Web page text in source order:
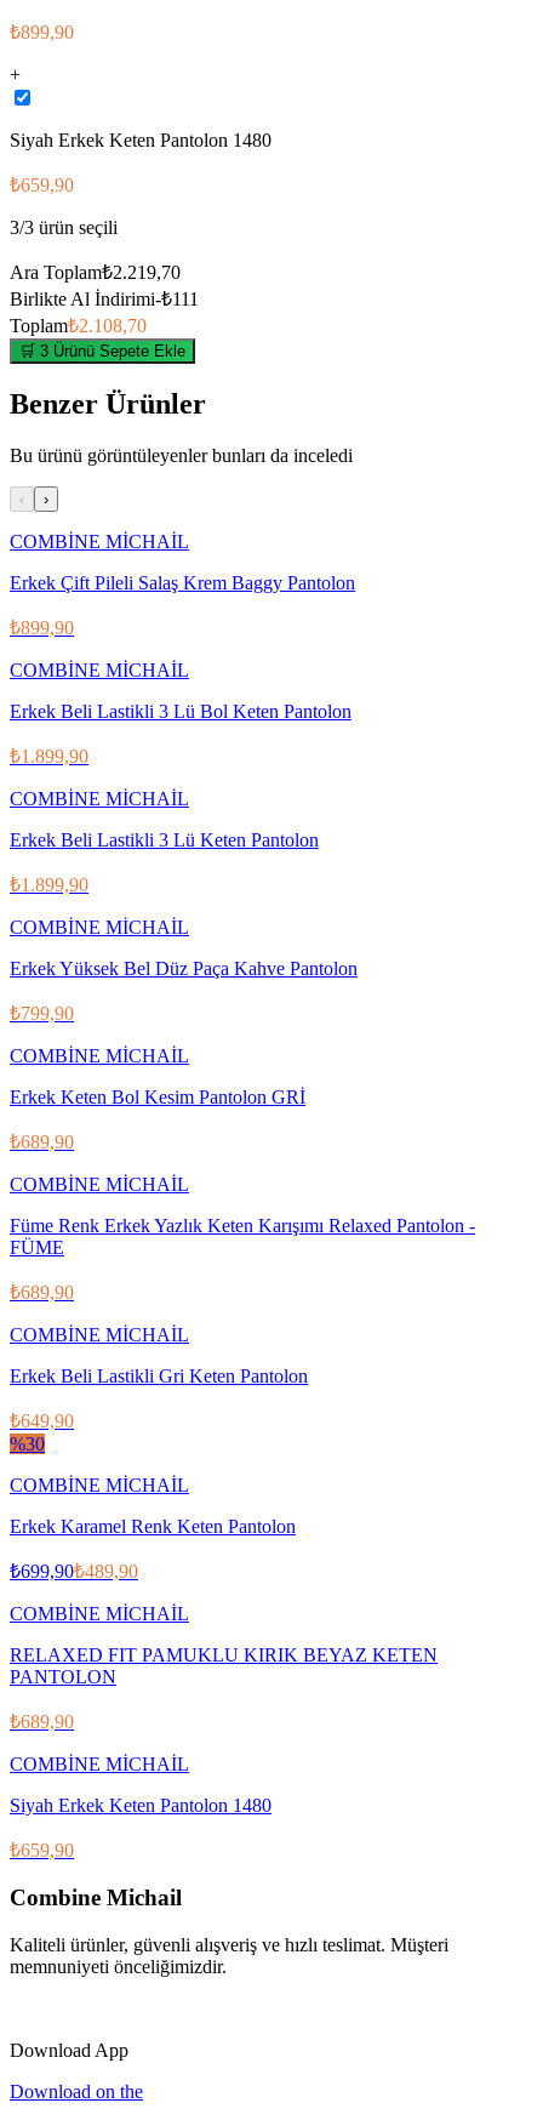
₺899,90
+
Siyah Erkek Keten Pantolon 1480
₺659,90
3/3 ürün seçili
Ara Toplam₺2.219,70
Birlikte Al İndirimi-₺111
Toplam₺2.108,70
🛒 3 Ürünü Sepete Ekle
Benzer Ürünler
Bu ürünü görüntüleyenler bunları da inceledi
‹ ›
COMBİNE MİCHAİL
Erkek Çift Pileli Salaş Krem Baggy Pantolon
₺899,90
COMBİNE MİCHAİL
Erkek Beli Lastikli 3 Lü Bol Keten Pantolon
₺1.899,90
COMBİNE MİCHAİL
Erkek Beli Lastikli 3 Lü Keten Pantolon
₺1.899,90
COMBİNE MİCHAİL
Erkek Yüksek Bel Düz Paça Kahve Pantolon
₺799,90
COMBİNE MİCHAİL
Erkek Keten Bol Kesim Pantolon GRİ
₺689,90
COMBİNE MİCHAİL
Füme Renk Erkek Yazlık Keten Karışımı Relaxed Pantolon -
FÜME
₺689,90
COMBİNE MİCHAİL
Erkek Beli Lastikli Gri Keten Pantolon
₺649,90
%30
COMBİNE MİCHAİL
Erkek Karamel Renk Keten Pantolon
₺699,90₺489,90
COMBİNE MİCHAİL
RELAXED FIT PAMUKLU KIRIK BEYAZ KETEN
PANTOLON
₺689,90
COMBİNE MİCHAİL
Siyah Erkek Keten Pantolon 1480
₺659,90
Combine Michail
Kaliteli ürünler, güvenli alışveriş ve hızlı teslimat. Müşteri
memnuniyeti önceliğimizdir.
Download App
Download on the